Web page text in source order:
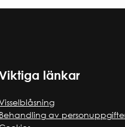
länkar
Behandling av